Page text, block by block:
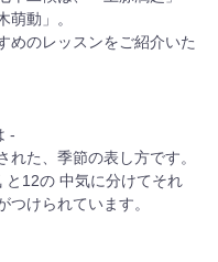
萌動」。
めのレッスンをご紹介いた
-
れた、季節の表し方です。
と12の 中気に分けてそれ
つけられています。